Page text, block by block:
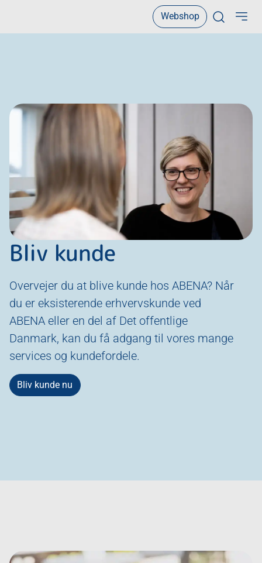
Webshop
Bliv kunde
Overvejer du at blive kunde hos ABENA? Når
du er eksisterende erhvervskunde ved
ABENA eller en del af Det offentlige
Danmark, kan du få adgang til vores mange
services og kundefordele.
Bliv kunde nu